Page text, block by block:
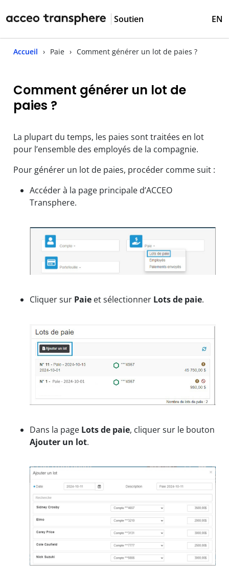
Soutien EN
Accueil Paie Comment générer un lot de paies ?
Comment générer un lot de
paies ?
La plupart du temps, les paies sont traitées en lot
pour l’ensemble des employés de la compagnie.
Pour générer un lot de paies, procéder comme suit :
Accéder à la page principale d’ACCEO
Transphere.
Cliquer sur Paie et sélectionner Lots de paie.
Dans la page Lots de paie, cliquer sur le bouton
Ajouter un lot.